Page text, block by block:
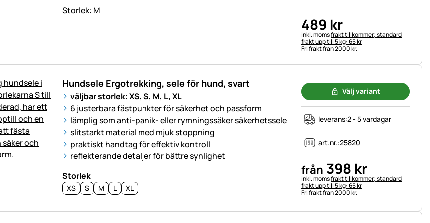
Storlek: M
489 kr
Skatteinformation:
inkl. momsfrakt tillkommer; standard
frakt upp till 5 kg: 65 kr
Fri frakt från 2000 kr.
Hundsele Ergotrekking, sele för hund, svart
väljbar storlek: XS, S, M, L, XL
6 justerbara fästpunkter för säkerhet och passform
lämplig som anti-panik- eller rymningssäker säkerhetssele
slitstarkt material med mjuk stoppning
praktiskt handtag för effektiv kontroll
reflekterande detaljer för bättre synlighet
Storlek
XS S M L XL
Välj variant
leverans:2 - 5 vardagar
art.nr.:25820
från 398 kr
Skatteinformation:
inkl. momsfrakt tillkommer; standard
frakt upp till 5 kg: 65 kr
Fri frakt från 2000 kr.